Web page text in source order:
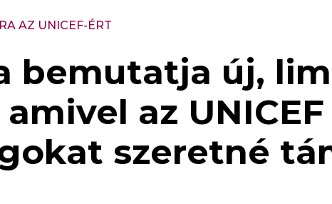
AZ UNICEF-ÉRT
bemutatja új,
az
szeretné